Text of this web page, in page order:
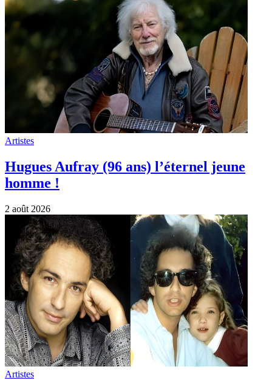
Artistes
Hugues Aufray (96 ans) l’éternel jeune
homme !
2 août 2026
Artistes